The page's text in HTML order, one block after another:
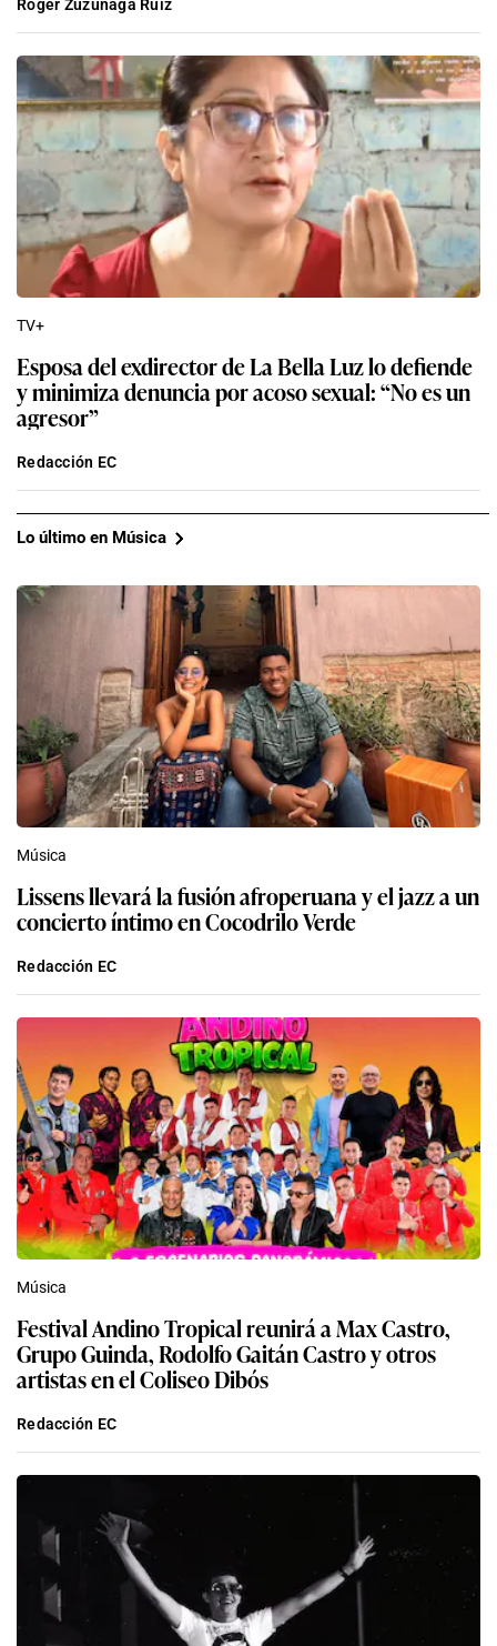
Roger Zuzunaga Ruiz
TV+
Esposa del exdirector de La Bella Luz lo defiende
y minimiza denuncia por acoso sexual: “No es un
agresor”
Redacción EC
Lo último en Música
Música
Lissens llevará la fusión afroperuana y el jazz a un
concierto íntimo en Cocodrilo Verde
Redacción EC
Música
Festival Andino Tropical reunirá a Max Castro,
Grupo Guinda, Rodolfo Gaitán Castro y otros
artistas en el Coliseo Dibós
Redacción EC